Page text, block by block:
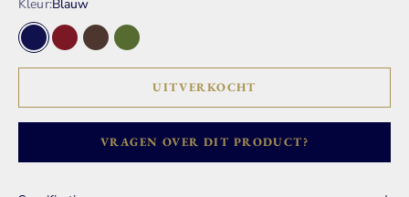
Kleur:Blauw
BlauwBordeaux Rood
Donker Bruin
Groen
UITVERKOCHT
VRAGEN OVER DIT PRODUCT?